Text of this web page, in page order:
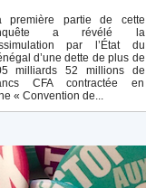
première partie de cette
a révélé la
par l’État du
d’une dette de plus de
milliards 52 millions de
CFA contractée en
« Convention de...